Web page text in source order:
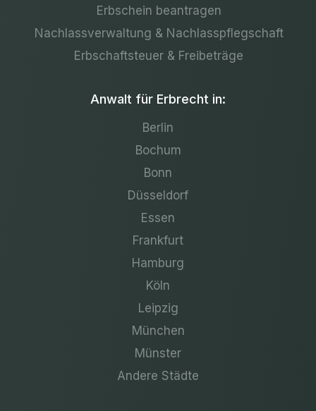
Erbschein beantragen
Nachlassverwaltung & Nachlasspflegschaft
Erbschaftsteuer & Freibeträge
Anwalt für Erbrecht in:
Berlin
Bochum
Bonn
Düsseldorf
Essen
Frankfurt
Hamburg
Köln
Leipzig
München
Münster
Andere Städte